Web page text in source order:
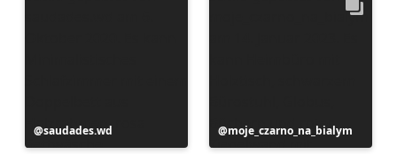
Beitrag
veröffentlicht
saudades.wd
Beitrag
veröffentlicht
moje_czarno_na_bialym